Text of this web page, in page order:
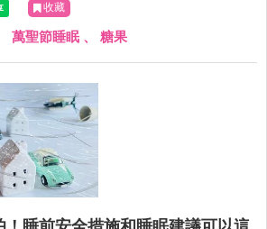
收藏
萬聖節睡眠、 糖果